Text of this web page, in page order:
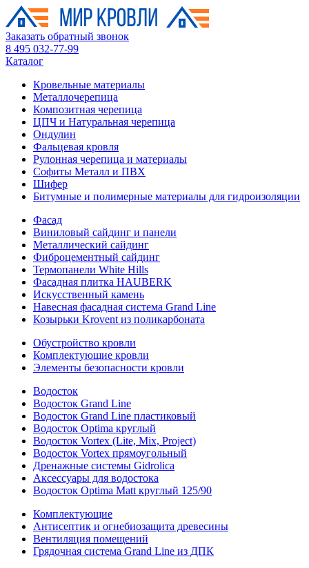
Заказать обратный звонок
8 495 032-77-99
Каталог
Кровельные материалы
Металлочерепица
Композитная черепица
ЦПЧ и Натуральная черепица
Ондулин
Фальцевая кровля
Рулонная черепица и материалы
Софиты Металл и ПВХ
Шифер
Битумные и полимерные материалы для гидроизоляции
Фасад
Виниловый сайдинг и панели
Металлический сайдинг
Фиброцементный сайдинг
Термопанели White Hills
Фасадная плитка HAUBERK
Искусственный камень
Навесная фасадная система Grand Line
Козырьки Krovent из поликарбоната
Обустройство кровли
Комплектующие кровли
Элементы безопасности кровли
Водосток
Водосток Grand Line
Водосток Grand Line пластиковый
Водосток Optima круглый
Водосток Vortex (Lite, Mix, Project)
Водосток Vortex прямоугольный
Дренажные системы Gidrolica
Аксессуары для водостока
Водосток Optima Matt круглый 125/90
Комплектующие
Антисептик и огнебиозащита древесины
Вентиляция помещений
Грядочная система Grand Line из ДПК